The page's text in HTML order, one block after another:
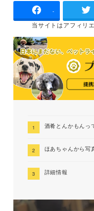
-
当サイトはアフィリ
酒肴とんかもんっ
ほあちゃんから写
詳細情報